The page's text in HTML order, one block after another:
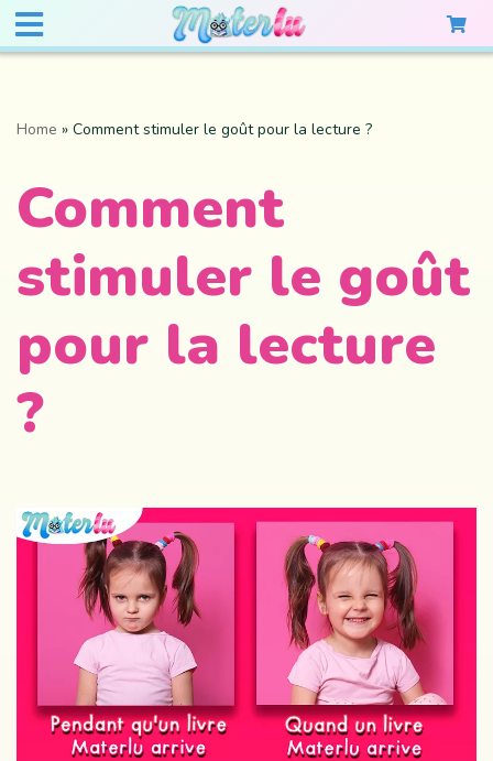
Home » Comment stimuler le goût pour la lecture ?
Comment
stimuler le goût
pour la lecture
?